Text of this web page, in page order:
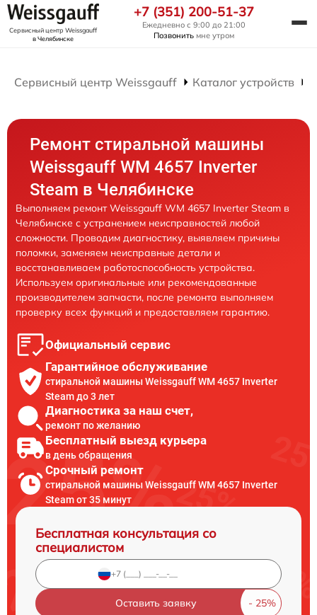
Сервисный центр Weissgauff
в Челябинске
+7 (351) 200-51-37
Ежедневно с 9:00 до 21:00
Позвонить мне утром
Сервисный центр Weissgauff Каталог устройств
Ремонт стиральной машины
Weissgauff WM 4657 Inverter
Steam в Челябинске
Выполняем ремонт Weissgauff WM 4657 Inverter Steam в
Челябинске с устранением неисправностей любой
сложности. Проводим диагностику, выявляем причины
поломки, заменяем неисправные детали и
восстанавливаем работоспособность устройства.
Используем оригинальные или рекомендованные
производителем запчасти, после ремонта выполняем
проверку всех функций и предоставляем гарантию.
Официальный сервис
Гарантийное обслуживание
стиральной машины Weissgauff WM 4657 Inverter
Steam до 3 лет
Диагностика за наш счет,
ремонт по желанию
Бесплатный выезд курьера
в день обращения
Срочный ремонт
стиральной машины Weissgauff WM 4657 Inverter
Steam от 35 минут
Бесплатная консультация со
специалистом
Оставить заявку